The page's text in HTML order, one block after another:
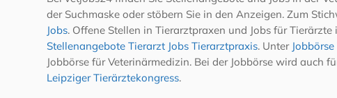
der Suchmaske oder stöbern Sie in den Anzeigen. Zum
Jobs. Offene Stellen in Tierarztpraxen und Jobs für
Stellenangebote Tierarzt Jobs Tierarztpraxis. Unter
Jobbörse für Veterinärmedizin. Bei der Jobbörse wird auch
Leipziger Tierärztekongress.